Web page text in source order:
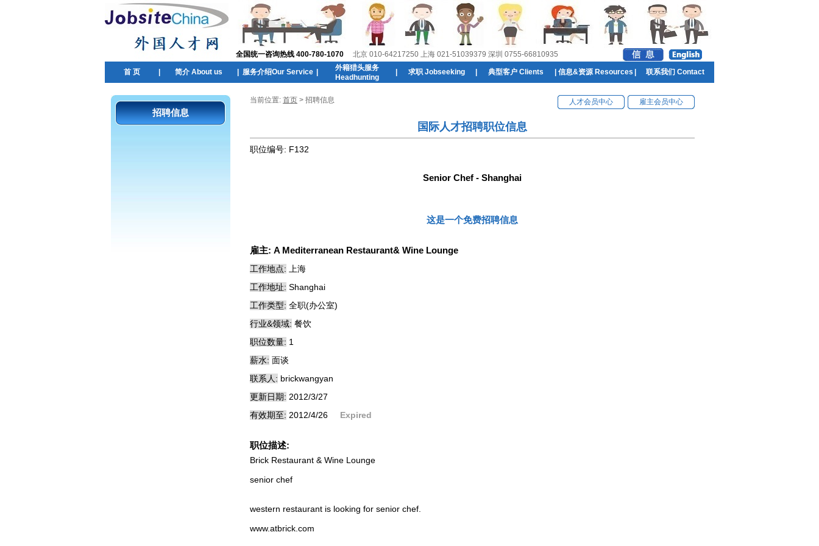
全国统一咨询热线 400-780-1070 北京 010-64217250 上海 021-51039379 深圳 0755-66810935
首 页 简介 About us 服务介绍Our Service
外籍猎头服务
Headhunting
求职 Jobseeking 典型客户 Clients 信息&资源 Resources 联系我们 Contact
招聘信息
当前位置: 首页 > 招聘信息 人才会员中心 雇主会员中心
国际人才招聘职位信息
职位编号: F132
Senior Chef - Shanghai
这是一个免费招聘信息
雇主: A Mediterranean Restaurant& Wine Lounge
工作地点:
上海
工作地址: Shanghai
工作类型: 全职(办公室)
行业&领域: 餐饮
职位数量: 1
薪水: 面谈
联系人: brickwangyan
更新日期: 2012/3/27
有效期至: 2012/4/26 Expired
职位描述:
Brick Restaurant & Wine Lounge
senior chef
western restaurant is looking for senior chef.
www.atbrick.com